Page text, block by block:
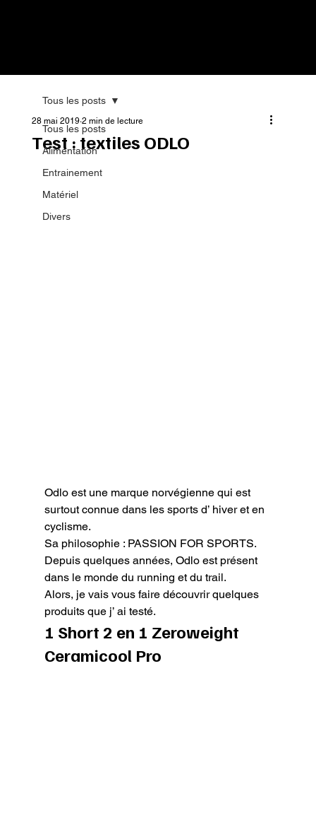
Tous les posts
Alimentation
Entrainement
Matériel
Divers
Tous les posts
Test : textiles ODLO
28 mai 2019 2 min de lecture
Odlo est une marque norvégienne qui est
surtout connue dans les sports d’ hiver et en
cyclisme.
Sa philosophie : PASSION FOR SPORTS.
Depuis quelques années, Odlo est présent
dans le monde du running et du trail.
Alors, je vais vous faire découvrir quelques
produits que j’ ai testé.
1 Short 2 en 1 Zeroweight
Ceramicool Pro